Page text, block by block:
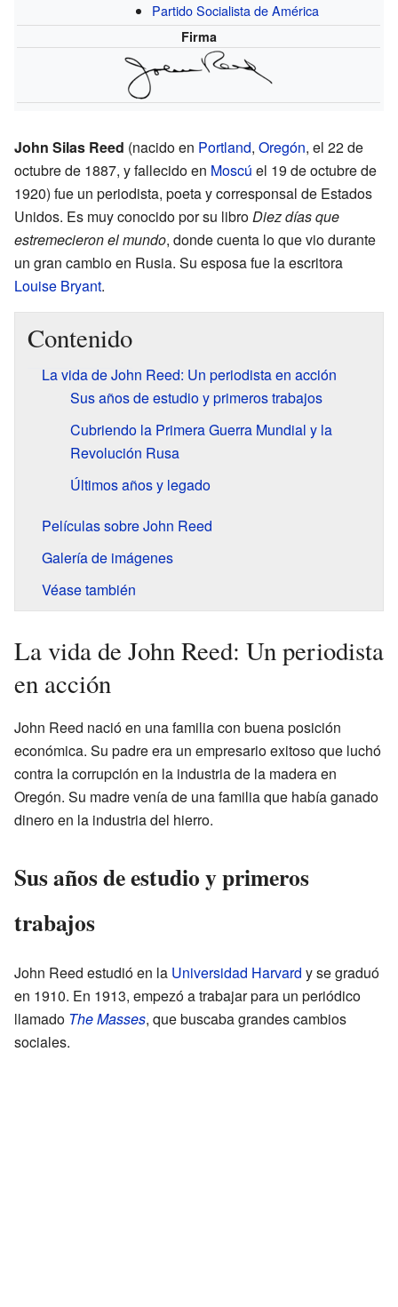
Partido Socialista de América
Firma
John Silas Reed (nacido en Portland, Oregón, el 22 de
octubre de 1887, y fallecido en Moscú el 19 de octubre de
1920) fue un periodista, poeta y corresponsal de Estados
Unidos. Es muy conocido por su libroDiez días que
estremecieron el mundo, donde cuenta lo que vio durante
un gran cambio en Rusia. Su esposa fue la escritora
Louise Bryant.
Contenido
La vida de John Reed: Un periodista en acción
Sus años de estudio y primeros trabajos
Cubriendo la Primera Guerra Mundial y la
Revolución Rusa
Últimos años y legado
Películas sobre John Reed
Galería de imágenes
Véase también
La vida de John Reed: Un periodista
en acción
John Reed nació en una familia con buena posición
económica. Su padre era un empresario exitoso que luchó
contra la corrupción en la industria de la madera en
Oregón. Su madre venía de una familia que había ganado
dinero en la industria del hierro.
Sus años de estudio y primeros
trabajos
John Reed estudió en la Universidad Harvard y se graduó
en 1910. En 1913, empezó a trabajar para un periódico
llamado The Masses, que buscaba grandes cambios
sociales.